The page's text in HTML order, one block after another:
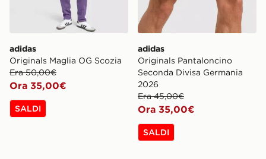
adidas
Originals Maglia OG Scozia
Era 50,00€
Ora 35,00€
SALDI
adidas
Originals Pantaloncino
Seconda Divisa Germania
2026
Era 45,00€
Ora 35,00€
SALDI